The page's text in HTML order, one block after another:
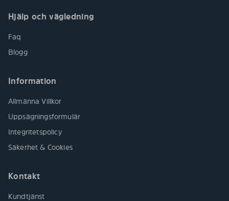
Hjälp och vägledning
Faq
Blogg
Information
Allmänna Villkor
Uppsägningsformulär
Integritetspolicy
Säkerhet & Cookies
Kontakt
Kundtjänst